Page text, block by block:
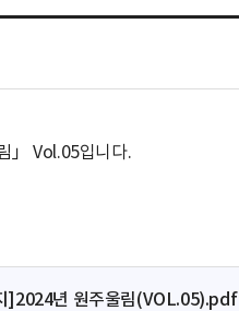
」 Vol.05입니다.
]2024년 원주울림(VOL.05).pdf